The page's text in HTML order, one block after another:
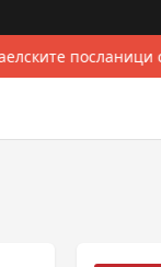
посланици